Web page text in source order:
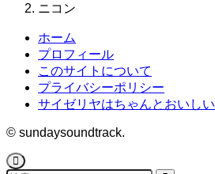
ニコン
ホーム
プロフィール
このサイトについて
プライバシーポリシー
サイゼリヤはちゃんとおいしい
© sundaysoundtrack.